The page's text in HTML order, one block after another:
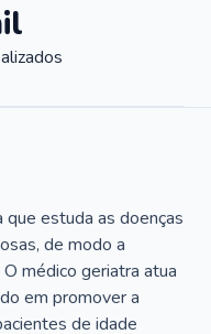
que estuda as doenças
de modo a
médico geriatra atua
em promover a
de idade